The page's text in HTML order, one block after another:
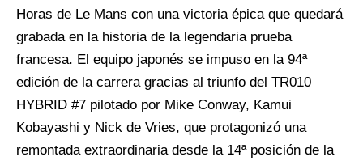
Horas de Le Mans con una victoria épica que quedará
grabada en la historia de la legendaria prueba
francesa. El equipo japonés se impuso en la 94ª
edición de la carrera gracias al triunfo del TR010
HYBRID #7 pilotado por Mike Conway, Kamui
Kobayashi y Nick de Vries, que protagonizó una
remontada extraordinaria desde la 14ª posición de la